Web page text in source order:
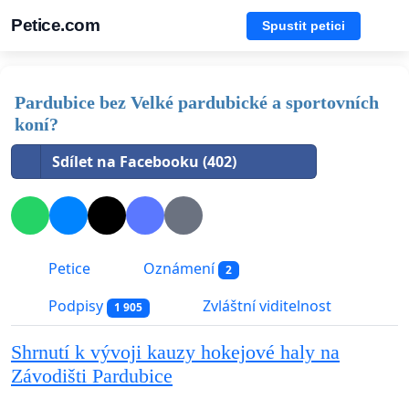
Petice.com Spustit petici
Pardubice bez Velké pardubické a sportovních
koní?
Sdílet na Facebooku (402)
Petice Oznámení 2
Podpisy 1 905 Zvláštní viditelnost
Shrnutí k vývoji kauzy hokejové haly na
Závodišti Pardubice